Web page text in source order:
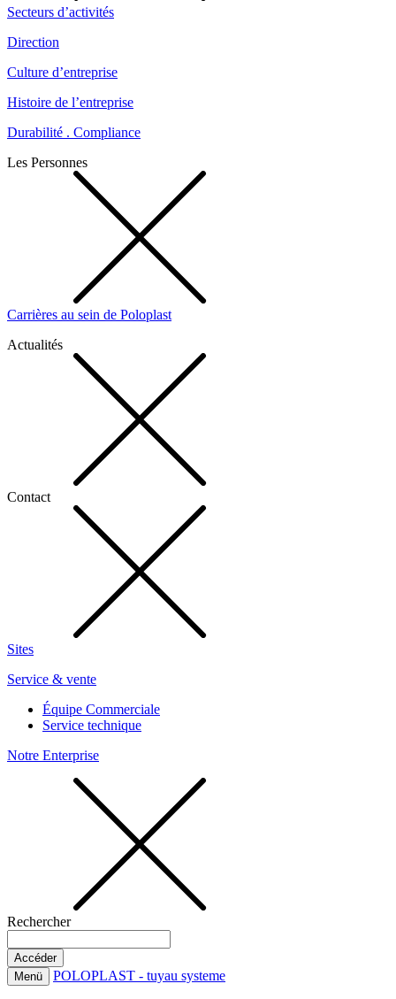
Secteurs d’activités
Direction
Culture d’entreprise
Histoire de l’entreprise
Durabilité . Compliance
Les Personnes
Carrières au sein de Poloplast
Actualités
Contact
Sites
Service & vente
Équipe Commerciale
Service technique
Notre Enterprise
Rechercher
Menü POLOPLAST - tuyau systeme